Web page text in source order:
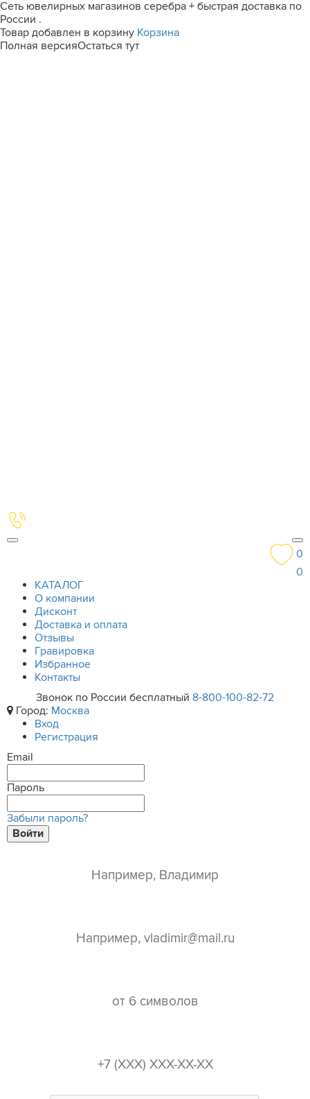
Сеть ювелирных магазинов серебра + быстрая доставка по
России .
Товар добавлен в корзину Корзина
Полная версияОстаться тут
0
0
КАТАЛОГ
О компании
Дисконт
Доставка и оплата
Отзывы
Гравировка
Избранное
Контакты
Звонок по России бесплатный 8-800-100-82-72
Город: Москва
Вход
Регистрация
Email
Пароль
Забыли пароль?
Войти